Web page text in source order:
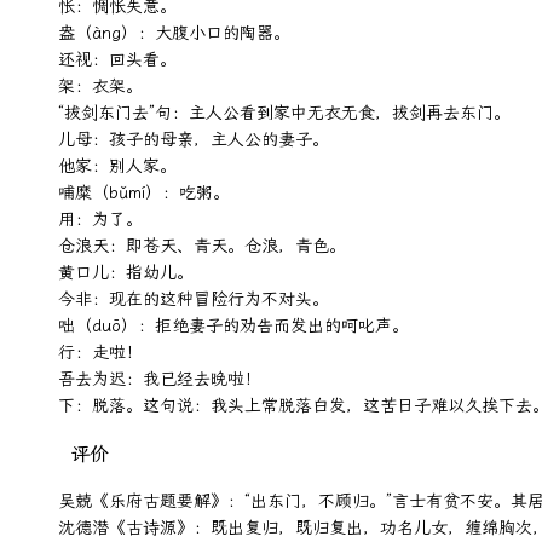
怅：惆怅失意。
盎（àng）：大腹小口的陶器。
还视：回头看。
架：衣架。
“拔剑东门去”句：主人公看到家中无衣无食，拔剑再去东门。
儿母：孩子的母亲，主人公的妻子。
他家：别人家。
哺糜（bǔmí）：吃粥。
用：为了。
仓浪天：即苍天、青天。仓浪，青色。
黄口儿：指幼儿。
今非：现在的这种冒险行为不对头。
咄（duō）：拒绝妻子的劝告而发出的呵叱声。
行：走啦！
吾去为迟：我已经去晚啦！
下：脱落。这句说：我头上常脱落白发，这苦日子难以久挨下去
评价
吴兢《乐府古题要解》：“出东门，不顾归。”言士有贫不安。
沈德潜《古诗源》：既出复归，既归复出，功名儿女，缠绵胸次